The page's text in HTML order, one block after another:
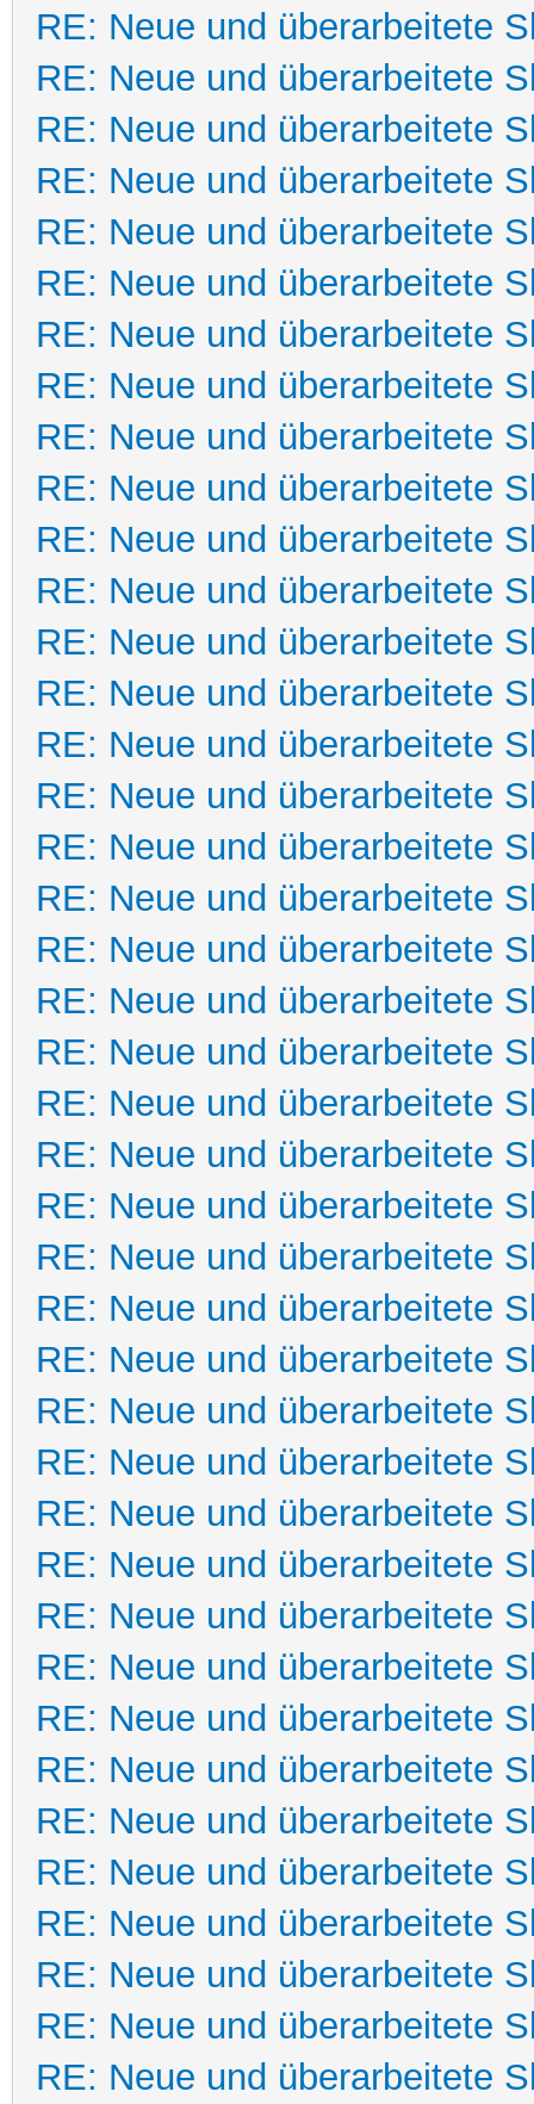
RE: Neue und überarbeitete
RE: Neue und überarbeitete
RE: Neue und überarbeitete
RE: Neue und überarbeitete
RE: Neue und überarbeitete
RE: Neue und überarbeitete
RE: Neue und überarbeitete
RE: Neue und überarbeitete
RE: Neue und überarbeitete
RE: Neue und überarbeitete
RE: Neue und überarbeitete
RE: Neue und überarbeitete
RE: Neue und überarbeitete
RE: Neue und überarbeitete
RE: Neue und überarbeitete
RE: Neue und überarbeitete
RE: Neue und überarbeitete
RE: Neue und überarbeitete
RE: Neue und überarbeitete
RE: Neue und überarbeitete
RE: Neue und überarbeitete
RE: Neue und überarbeitete
RE: Neue und überarbeitete
RE: Neue und überarbeitete
RE: Neue und überarbeitete
RE: Neue und überarbeitete
RE: Neue und überarbeitete
RE: Neue und überarbeitete
RE: Neue und überarbeitete
RE: Neue und überarbeitete
RE: Neue und überarbeitete
RE: Neue und überarbeitete
RE: Neue und überarbeitete
RE: Neue und überarbeitete
RE: Neue und überarbeitete
RE: Neue und überarbeitete
RE: Neue und überarbeitete
RE: Neue und überarbeitete
RE: Neue und überarbeitete
RE: Neue und überarbeitete
RE: Neue und überarbeitete